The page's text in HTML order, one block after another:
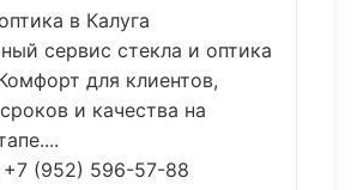
в Калуга
сервис стекла и оптика
для клиентов,
и качества на
+7 (952) 596-57-88